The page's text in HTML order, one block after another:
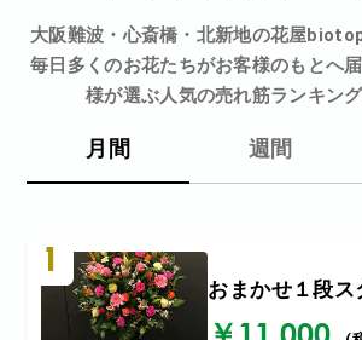
大阪難波・心斎橋・北新地の花屋
毎日多くのお花たちがお客様のもとへ
様が選ぶ人気の売れ筋ランキン
月間 週間
1
おまかせ１段ス